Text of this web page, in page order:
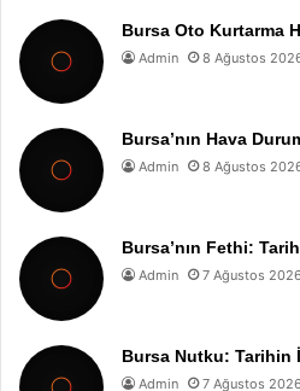
Bursa Oto Kurtarma
Admin 8 Ağustos
Bursa’nın Hava
Admin 8 Ağustos
Bursa’nın Fethi:
Admin 7 Ağustos 2026
Bursa Nutku: Tarihin
Admin 7 Ağustos 2026